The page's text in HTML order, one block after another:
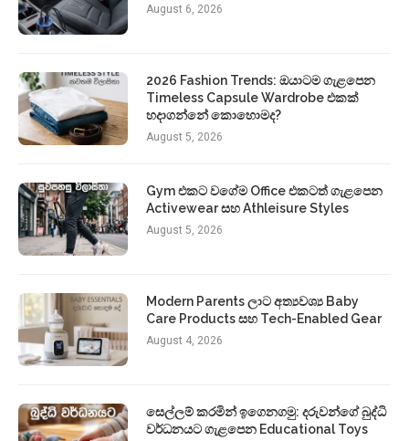
August 6, 2026
2026 Fashion Trends: ඔයාටම ගැළපෙන
Timeless Capsule Wardrobe එකක්
හදාගන්නේ කොහොමද?
August 5, 2026
Gym එකට වගේම Office එකටත් ගැළපෙන
Activewear සහ Athleisure Styles
August 5, 2026
Modern Parents ලාට අත්‍යවශ්‍ය Baby
Care Products සහ Tech-Enabled Gear
August 4, 2026
සෙල්ලම් කරමින් ඉගෙනගමු: දරුවන්ගේ බුද්ධි
වර්ධනයට ගැළපෙන Educational Toys